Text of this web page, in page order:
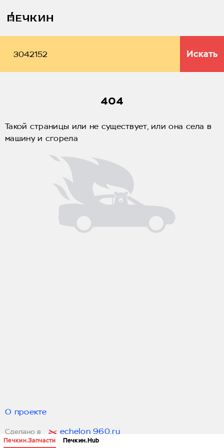
Печкин.Запчасти Печкин.Hub
Искать
404
Такой страницы или не существует, или она села в
машину и сгорела
О проекте
Сделано в echelon 960.ru